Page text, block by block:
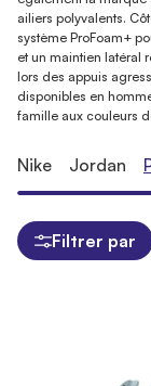
ailiers polyvalents.
système ProFoam+
et un maintien latéral
lors des appuis
disponibles en
famille aux couleurs
Nike Jordan
Filtrer par